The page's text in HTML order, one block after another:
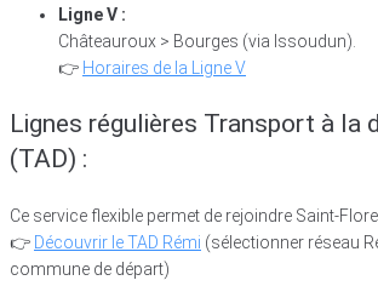
Ligne V :
Châteauroux > Bourges (via Issoudun).
👉 Horaires de la Ligne V
Lignes régulières Transport à la
(TAD) :
Ce service flexible permet de rejoindre Saint-
👉 Découvrir le TAD Rémi (sélectionner réseau
commune de départ)